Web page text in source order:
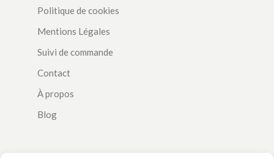
Politique de cookies
Mentions Légales
Suivi de commande
Contact
À propos
Blog